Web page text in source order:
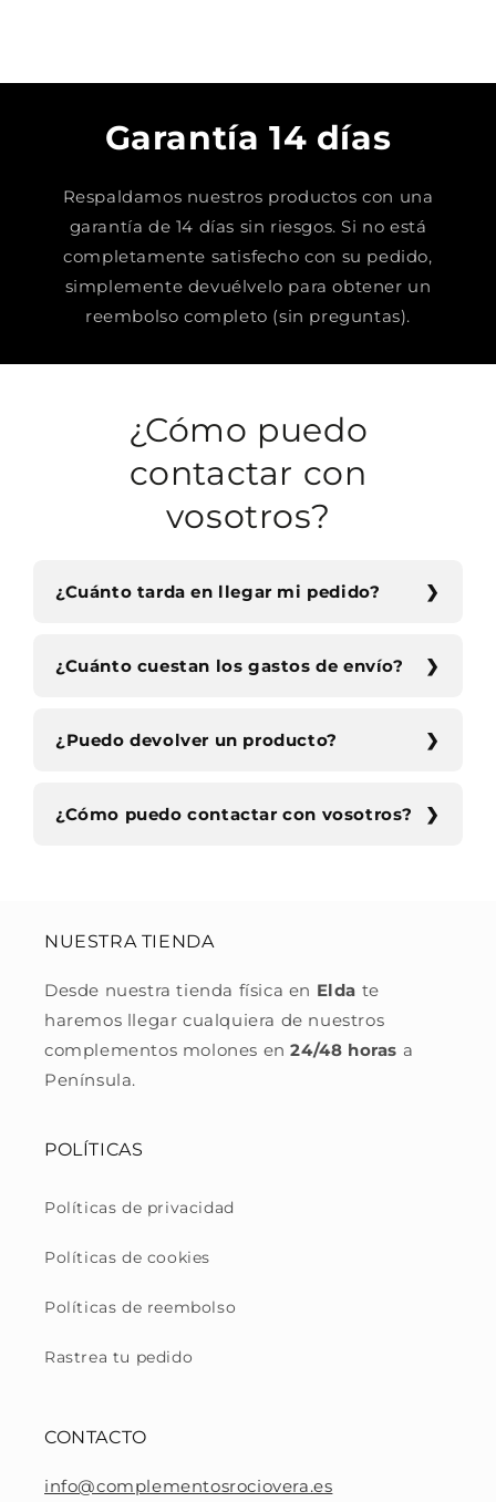
Garantía 14 días
Respaldamos nuestros productos con una
garantía de 14 días sin riesgos. Si no está
completamente satisfecho con su pedido,
simplemente devuélvelo para obtener un
reembolso completo (sin preguntas).
¿Cómo puedo
contactar con
vosotros?
¿Cuánto tarda en llegar mi pedido?
¿Cuánto cuestan los gastos de envío?
¿Puedo devolver un producto?
¿Cómo puedo contactar con vosotros?
NUESTRA TIENDA
Desde nuestra tienda física en Elda te
haremos llegar cualquiera de nuestros
complementos molones en24/48 horas a
Península.
POLÍTICAS
Políticas de privacidad
Políticas de cookies
Políticas de reembolso
Rastrea tu pedido
CONTACTO
info@complementosrociovera.es